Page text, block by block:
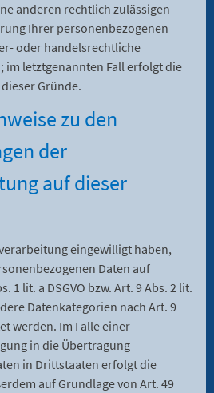
anderen rechtlich zulässigen
Ihrer personenbezogenen
oder handelsrechtliche
letztgenannten Fall erfolgt die
Gründe.
zu den
der
auf dieser
eingewilligt haben,
Daten auf
1 lit. a DSGVO bzw. Art. 9 Abs. 2 lit.
Datenkategorien nach Art. 9
werden. Im Falle einer
in die Übertragung
in Drittstaaten erfolgt die
auf Grundlage von Art. 49